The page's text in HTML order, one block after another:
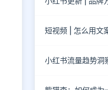
短视频 | 怎么用文
小红书流量趋势洞